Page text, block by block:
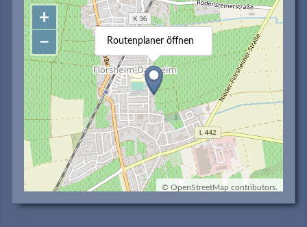
Routenplaner öffnen
+
−
©OpenStreetMap contributors.